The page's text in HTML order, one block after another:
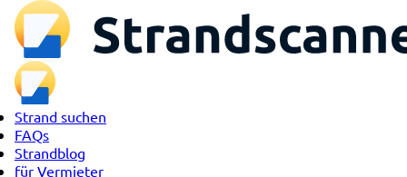
Strand suchen
FAQs
Strandblog
für Vermieter